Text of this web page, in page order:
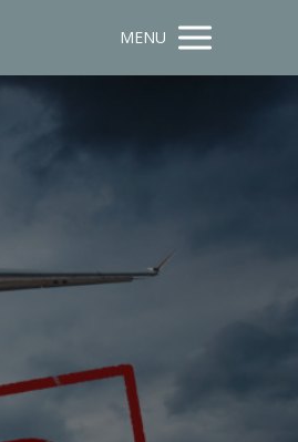
MENU